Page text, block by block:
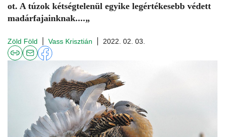
ot. A tú­zok kétségtelenül egyike legértékesebb védett
madárfajainknak....„
Zöld Föld Vass Krisztián 2022. 02. 03.